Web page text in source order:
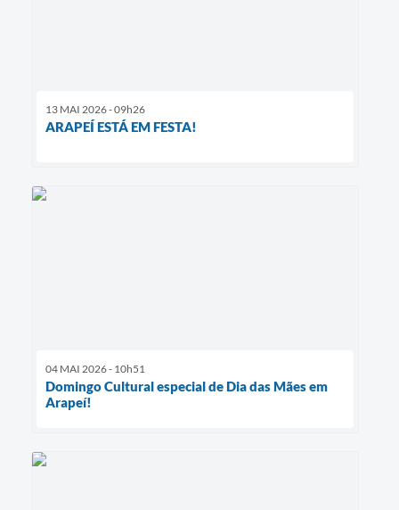
13 MAI 2026 - 09h26
ARAPEÍ ESTÁ EM FESTA!
04 MAI 2026 - 10h51
Domingo Cultural especial de Dia das Mães em
Arapeí!